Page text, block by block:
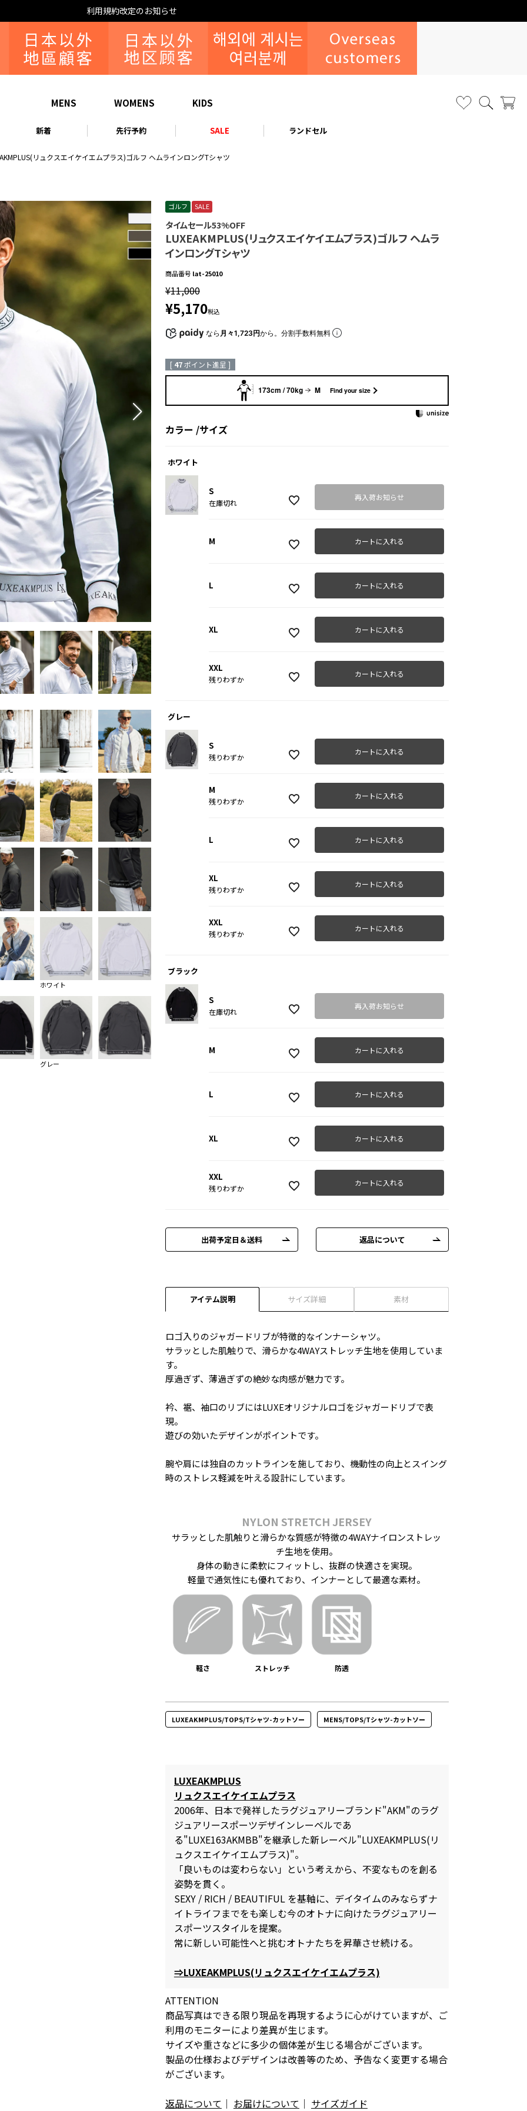
なりすまし・いたずら注文について
MENS WOMENS KIDS
新着 先行予約 SALE ランドセル
リュクスエイケイエムプラス)ゴルフ ヘムラインロングTシャツ
ホワイト
グレー
ゴルフ SALE
タイムセール53%OFF
LUXEAKMPLUS(リュクスエイケイエムプラス)ゴルフ ヘムラ
インロングTシャツ
商品番号 lat-25010
¥11,000
¥5,170税込
なら 月々1,723円から。分割手数料無料
[ 47ポイント進呈 ]
173cm / 70kg M Find your size
カラー サイズ
ホワイト
S
在庫切れ
再入荷お知らせ
M カートに入れる
L カートに入れる
XL カートに入れる
XXL
残りわずか
カートに入れる
グレー
S
残りわずか
カートに入れる
M
残りわずか
カートに入れる
L カートに入れる
XL
残りわずか
カートに入れる
XXL
残りわずか
カートに入れる
ブラック
S
在庫切れ
再入荷お知らせ
M カートに入れる
L カートに入れる
XL カートに入れる
XXL
残りわずか
カートに入れる
出荷予定日＆送料 返品について
アイテム説明 サイズ詳細 素材
ロゴ入りのジャガードリブが特徴的なインナーシャツ。
サラッとした肌触りで、滑らかな4WAYストレッチ生地を使用していま
す。
厚過ぎず、薄過ぎずの絶妙な肉感が魅力です。
衿、裾、袖口のリブにはLUXEオリジナルロゴをジャガードリブで表
現。
遊びの効いたデザインがポイントです。
腕や肩には独自のカットラインを施しており、機動性の向上とスイング
時のストレス軽減を叶える設計にしています。
NYLON STRETCH JERSEY
サラッとした肌触りと滑らかな質感が特徴の4WAYナイロンストレッ
チ生地を使用。
身体の動きに柔軟にフィットし、抜群の快適さを実現。
軽量で通気性にも優れており、インナーとして最適な素材。
軽さ ストレッチ 防透
LUXEAKMPLUS/TOPS/Tシャツ-カットソー MENS/TOPS/Tシャツ-カットソー
LUXEAKMPLUS
リュクスエイケイエムプラス
2006年、日本で発祥したラグジュアリーブランド"AKM"のラグ
ジュアリースポーツデザインレーベルであ
る"LUXE163AKMBB"を継承した新レーベル"LUXEAKMPLUS(リ
ュクスエイケイエムプラス)"。
「良いものは変わらない」という考えから、不変なものを創る
姿勢を貫く。
SEXY / RICH / BEAUTIFUL を基軸に、デイタイムのみならずナ
イトライフまでをも楽しむ今のオトナに向けたラグジュアリー
スポーツスタイルを提案。
常に新しい可能性へと挑むオトナたちを昇華させ続ける。
⇒LUXEAKMPLUS(リュクスエイケイエムプラス)
ATTENTION
商品写真はできる限り現品を再現するように心がけていますが、ご
利用のモニターにより差異が生じます。
サイズや重さなどに多少の個体差が生じる場合がございます。
製品の仕様およびデザインは改善等のため、予告なく変更する場合
がございます。
返品について ｜ お届けについて ｜ サイズガイド